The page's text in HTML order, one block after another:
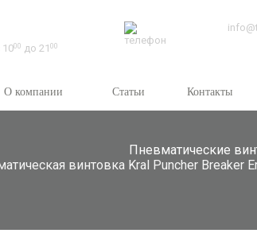
1000 до 21 00
О компании Статьи Контакты
Пневматические
винтовка Kral Puncher Breaker